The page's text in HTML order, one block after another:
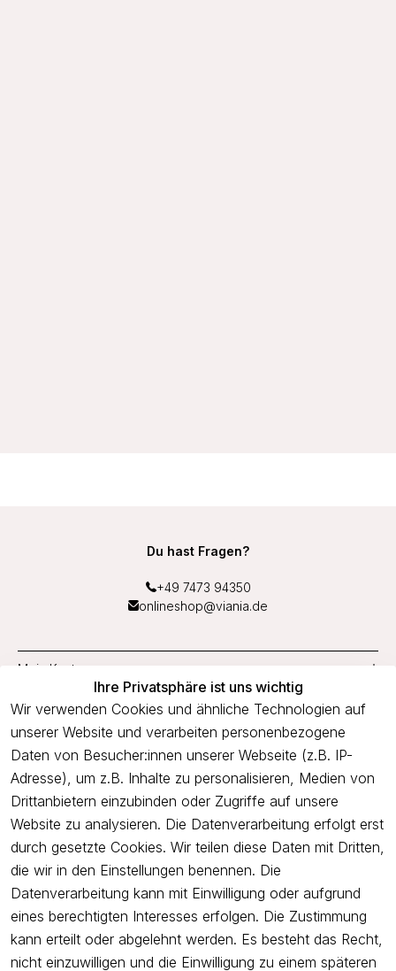
Ihre Privatsphäre ist uns wichtig
Wir verwenden Cookies und ähnliche Technologien auf
unserer Website und verarbeiten personenbezogene
Daten von Besucher:innen unserer Webseite (z.B. IP-
Adresse), um z.B. Inhalte zu personalisieren, Medien von
Drittanbietern einzubinden oder Zugriffe auf unsere
Website zu analysieren. Die Datenverarbeitung erfolgt erst
durch gesetzte Cookies. Wir teilen diese Daten mit Dritten,
die wir in den Einstellungen benennen. Die
Datenverarbeitung kann mit Einwilligung oder aufgrund
eines berechtigten Interesses erfolgen. Die Zustimmung
kann erteilt oder abgelehnt werden. Es besteht das Recht,
nicht einzuwilligen und die Einwilligung zu einem späteren
Du hast Fragen?
+49 7473 94350
onlineshop@viania.de
Mein Konto
Service
Unternehmen
Newsletter
Freue dich über 5€ Rabatt bei deiner nächsten Bestellung und
profitiere von Angeboten.
Newsletter abonnieren